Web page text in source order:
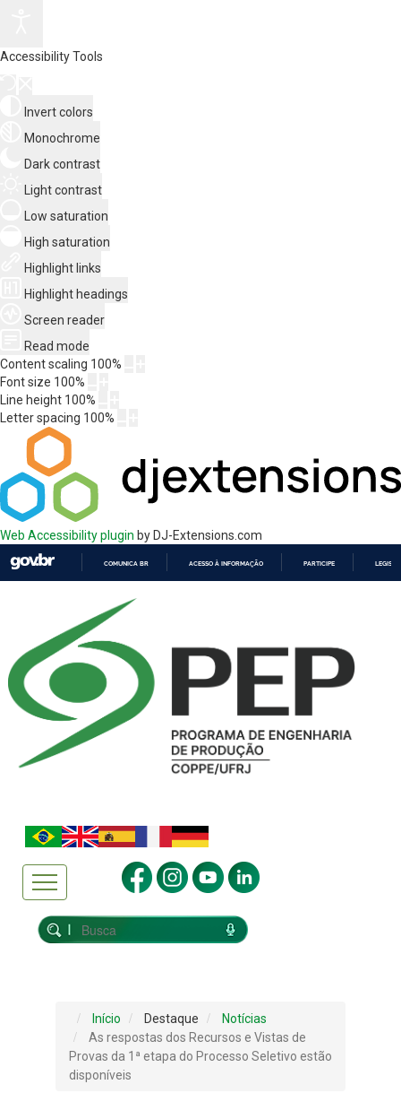
Accessibility Tools
Invert colors
Monochrome
Dark contrast
Light contrast
Low saturation
High saturation
Highlight links
Highlight headings
Screen reader
Read mode
Content scaling 100%
Font size 100%
Line height 100%
Letter spacing 100%
Web Accessibility plugin by DJ-Extensions.com
COMUNICA BR ACESSO À INFORMAÇÃO PARTICIPE
Início Destaque
Notícias
As respostas dos Recursos e Vistas de
Provas da 1ª etapa do Processo Seletivo estão
disponíveis